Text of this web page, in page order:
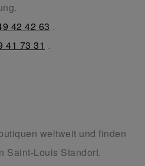
42 42 63 .
41 73 31 .
weltweit und finden
Saint-Louis Standort.